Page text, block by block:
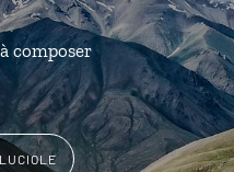
composer